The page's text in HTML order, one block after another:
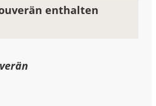
enthalten